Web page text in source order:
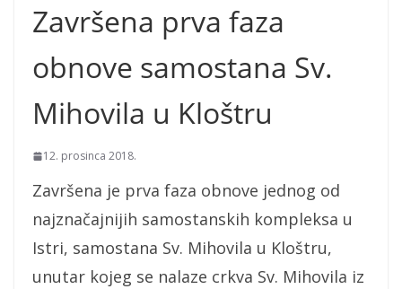
Završena prva faza
obnove samostana Sv.
Mihovila u Kloštru
12. prosinca 2018.
Završena je prva faza obnove jednog od
najznačajnijih samostanskih kompleksa u
Istri, samostana Sv. Mihovila u Kloštru,
unutar kojeg se nalaze crkva Sv. Mihovila iz